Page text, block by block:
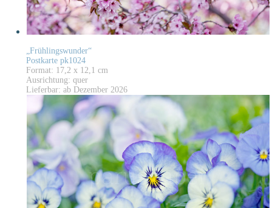
„Frühlingswunder“
Postkarte pk1024
Format: 17,2 x 12,1 cm
Ausrichtung: quer
Lieferbar: ab Dezember 2026